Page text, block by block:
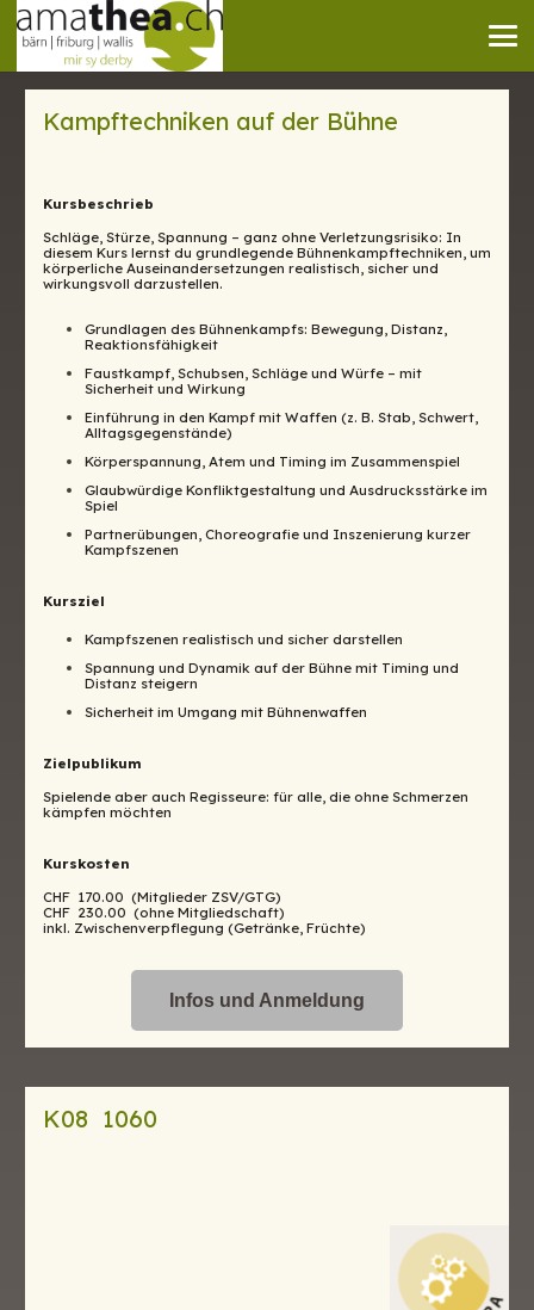
Kampftechniken auf der Bühne
Kursbeschrieb
Schläge, Stürze, Spannung – ganz ohne Verletzungsrisiko: In
diesem Kurs lernst du grundlegende Bühnenkampftechniken, um
körperliche Auseinandersetzungen realistisch, sicher und
wirkungsvoll darzustellen.
Grundlagen des Bühnenkampfs: Bewegung, Distanz,
Reaktionsfähigkeit
Faustkampf, Schubsen, Schläge und Würfe – mit
Sicherheit und Wirkung
Einführung in den Kampf mit Waffen (z. B. Stab, Schwert,
Alltagsgegenstände)
Körperspannung, Atem und Timing im Zusammenspiel
Glaubwürdige Konfliktgestaltung und Ausdrucksstärke im
Spiel
Partnerübungen, Choreografie und Inszenierung kurzer
Kampfszenen
Kursziel
Kampfszenen realistisch und sicher darstellen
Spannung und Dynamik auf der Bühne mit Timing und
Distanz steigern
Sicherheit im Umgang mit Bühnenwaffen
Zielpublikum
Spielende aber auch Regisseure: für alle, die ohne Schmerzen
kämpfen möchten
Kurskosten
CHF 170.00 (Mitglieder ZSV/GTG)
CHF 230.00 (ohne Mitgliedschaft)
inkl. Zwischenverpflegung (Getränke, Früchte)
Infos und Anmeldung
K08 1060